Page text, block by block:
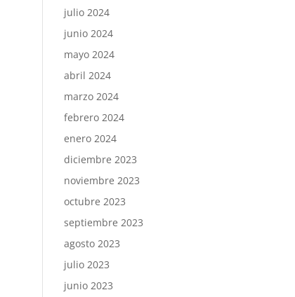
julio 2024
junio 2024
mayo 2024
abril 2024
marzo 2024
febrero 2024
enero 2024
diciembre 2023
noviembre 2023
octubre 2023
septiembre 2023
agosto 2023
julio 2023
junio 2023